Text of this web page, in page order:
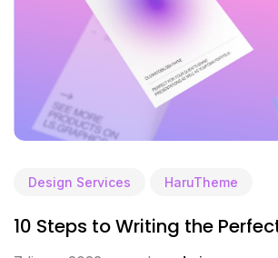
Design Services HaruTheme
10 Steps to Writing the